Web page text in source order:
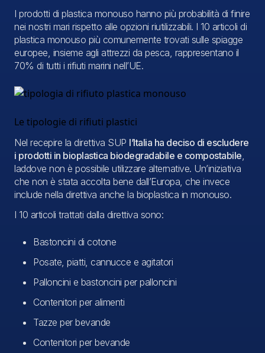
I prodotti di plastica monouso hanno più probabilità di finire
nei nostri mari rispetto alle opzioni riutilizzabili. I 10 articoli di
plastica monouso più comunemente trovati sulle spiagge
europee, insieme agli attrezzi da pesca, rappresentano il
70% di tutti i rifiuti marini nell’UE.
Le tipologie di rifiuti plastici
Nel recepire la direttiva SUP l’Italia ha deciso di escludere
i prodotti in bioplastica biodegradabile e compostabile
laddove non è possibile utilizzare alternative. Un’iniziativa
che non è stata accolta bene dall’Europa, che invece
include nella direttiva anche la bioplastica in monouso.
I 10 articoli trattati dalla direttiva sono:
Bastoncini di cotone
Posate, piatti, cannucce e agitatori
Palloncini e bastoncini per palloncini
Contenitori per alimenti
Tazze per bevande
Contenitori per bevande